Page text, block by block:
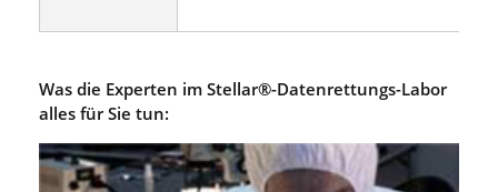
Was die Experten im Stellar®-Datenrettungs-Labor
alles für Sie tun: